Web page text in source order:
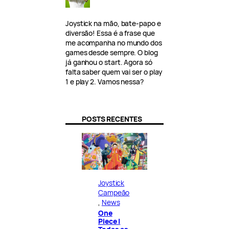
Joystick na mão, bate-papo e
diversão! Essa é a frase que
me acompanha no mundo dos
games desde sempre. O blog
já ganhou o start. Agora só
falta saber quem vai ser o play
1 e play 2. Vamos nessa?
POSTS RECENTES
Joystick
Campeão
News
One
Piece |